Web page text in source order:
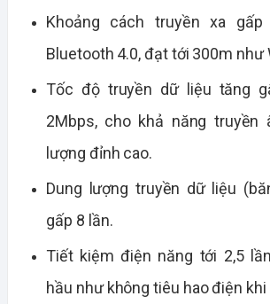
Khoảng cách truyền xa
Bluetooth 4.0, đạt tới 300m như
Tốc độ truyền dữ liệu tăng
2Mbps, cho khả năng truyền
lượng đỉnh cao.
Dung lượng truyền dữ liệu
gấp 8 lần.
Tiết kiệm điện năng tới 2,5
hầu như không tiêu hao điện